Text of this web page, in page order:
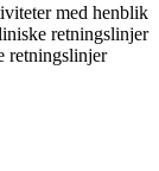
med henblik
retningslinjer
retningslinjer